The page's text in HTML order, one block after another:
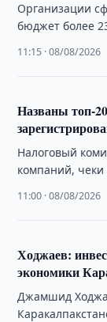
Организации
бюджет более
11:15 · 08/08/2026
Названы топ-
Налоговый
компаний, чеки
11:00 · 08/08/2026
Ходжаев:
экономики
Джамшид